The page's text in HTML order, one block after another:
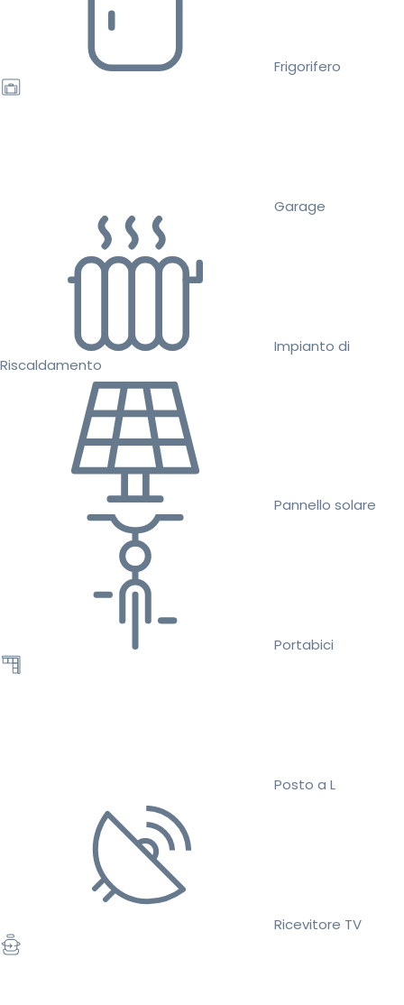
Frigorifero
Garage
Impianto di
Riscaldamento
Pannello solare
Portabici
Posto a L
Ricevitore TV